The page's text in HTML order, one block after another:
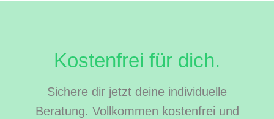
Kostenfrei für dich.
Sichere dir jetzt deine individuelle
Beratung. Vollkommen kostenfrei und